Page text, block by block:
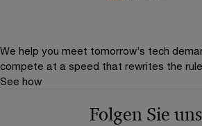
We help you meet tomorrow’s tech
compete at a speed that rewrites the
See how
Folgen Sie uns